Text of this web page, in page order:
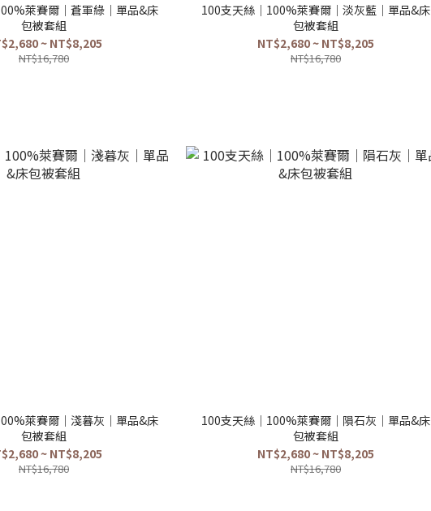
萊賽爾｜蒼軍綠｜單品&床
包被套組
~ NT$8,205
NT$16,780
100支天絲｜100%萊賽爾｜淡灰藍｜單品&床
包被套組
NT$2,680 ~ NT$8,205
NT$16,780
萊賽爾｜淺暮灰｜單品&床
包被套組
~ NT$8,205
NT$16,780
100支天絲｜100%萊賽爾｜隕石灰｜單品&床
包被套組
NT$2,680 ~ NT$8,205
NT$16,780